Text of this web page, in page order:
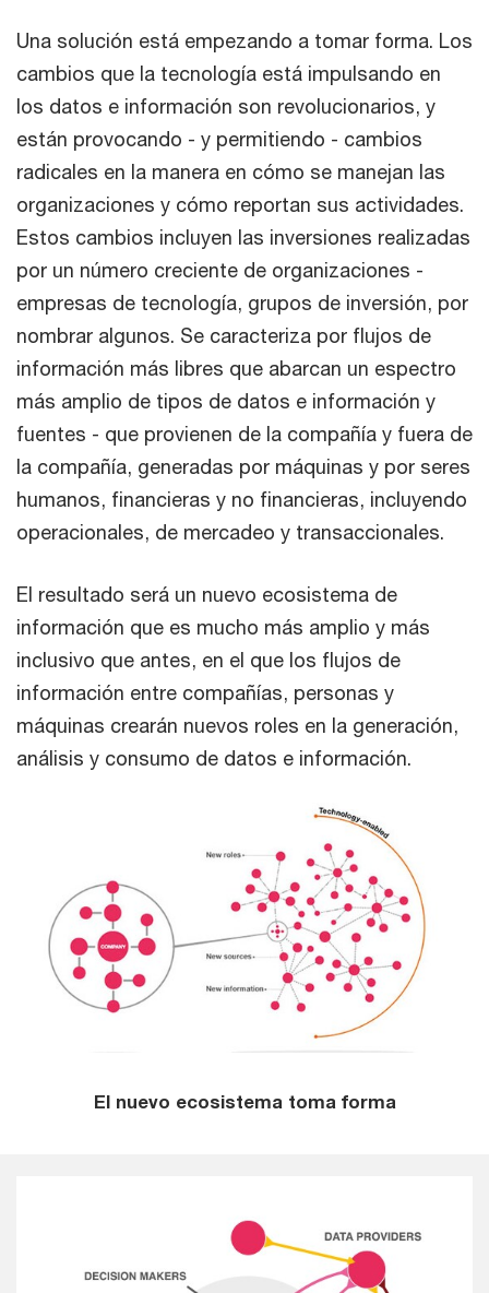
Una solución está empezando a tomar forma. Los
cambios que la tecnología está impulsando en
los datos e información son revolucionarios, y
están provocando - y permitiendo - cambios
radicales en la manera en cómo se manejan las
organizaciones y cómo reportan sus actividades.
Estos cambios incluyen las inversiones realizadas
por un número creciente de organizaciones -
empresas de tecnología, grupos de inversión, por
nombrar algunos. Se caracteriza por flujos de
información más libres que abarcan un espectro
más amplio de tipos de datos e información y
fuentes - que provienen de la compañía y fuera de
la compañía, generadas por máquinas y por seres
humanos, financieras y no financieras, incluyendo
operacionales, de mercadeo y transaccionales.
El resultado será un nuevo ecosistema de
información que es mucho más amplio y más
inclusivo que antes, en el que los flujos de
información entre compañías, personas y
máquinas crearán nuevos roles en la generación,
análisis y consumo de datos e información.
El nuevo ecosistema toma forma